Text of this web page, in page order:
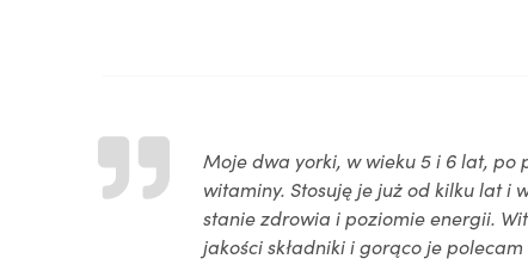
Moje dwa yorki, w wieku 5 i 6 lat, po
witaminy. Stosuję je już od kilku lat i
stanie zdrowia i poziomie energii.
jakości składniki i gorąco je